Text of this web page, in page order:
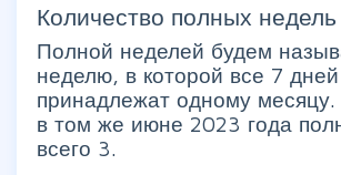
Количество полных
Полной неделей будем
неделю, в которой все 7 дней
принадлежат одному месяцу.
в том же июне 2023 года
всего 3.